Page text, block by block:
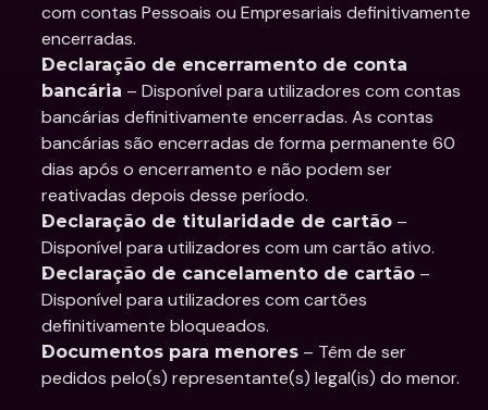
com contas Pessoais ou Empresariais definitivamente
encerradas.
Declaração de encerramento de conta
bancária – Disponível para utilizadores com contas
bancárias definitivamente encerradas. As contas
bancárias são encerradas de forma permanente 60
dias após o encerramento e não podem ser
reativadas depois desse período.
Declaração de titularidade de cartão –
Disponível para utilizadores com um cartão ativo.
Declaração de cancelamento de cartão –
Disponível para utilizadores com cartões
definitivamente bloqueados.
Documentos para menores – Têm de ser
pedidos pelo(s) representante(s) legal(is) do menor.